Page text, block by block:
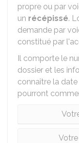
propre ou par
un récépissé.
demande par
constitué par
Il comporte le
dossier et les
connaître la
pourront